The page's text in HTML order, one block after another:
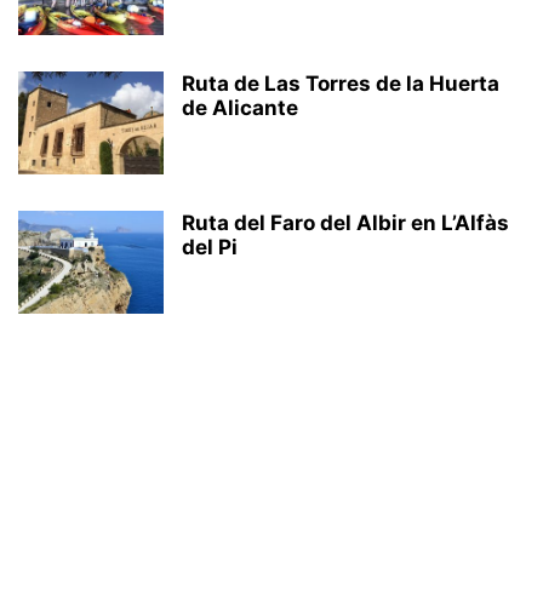
Ruta de Las Torres de la Huerta
de Alicante
Ruta del Faro del Albir en L’Alfàs
del Pi